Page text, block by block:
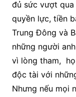
đủ sức vượt
quyền lực, tiền
Trung Đông và
những người
vì lòng tham,
độc tài với
Nhưng nếu mọi